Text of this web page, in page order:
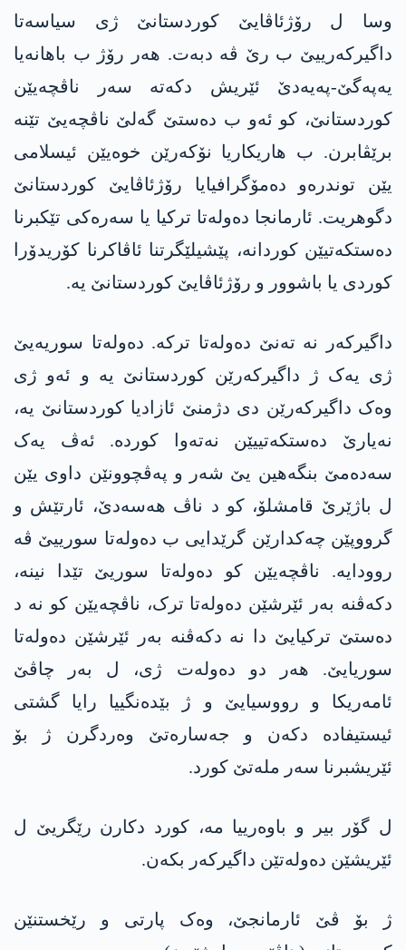
وسا ل رۆژئاڤایێ کوردستانێ ژی سیاسەتا
داگیرکەرییێ ب رێ ڤە دبەت. ھەر رۆژ ب باھانەیا
یەپەگێ-پەیەدێ ئێریش دکەتە سەر ناڤچەیێن
کوردستانێ، کو ئەو ب دەستێ گەلێ ناڤچەیێ تێنە
برێڤابرن. ب هاریکاریا نۆکەرێن خوەیێن ئیسلامی
یێن توندرەو دەمۆگرافیایا رۆژئاڤایێ کوردستانێ
دگوهریت. ئارمانجا دەولەتا ترکیا یا سەرەکی تێکبرنا
دەستکەتیێن کوردانە، پێشیلێگرتنا ئاڤاکرنا کۆریدۆرا
کوردی یا باشوور و رۆژئاڤایێ کوردستانێ یە.
داگیرکەر نە تەنێ دەولەتا ترکە. دەولەتا سوریەیێ
ژی یەک ژ داگیرکەرێن کوردستانێ یە و ئەو ژی
وەک داگیرکەرێن دی دژمنێ ئازادیا کوردستانێ یە،
نەیارێ دەستکەتییێن نەتەوا کوردە. ئەڤ یەک
سەدەمێ بنگەھین یێ شەر و پەڤچوونێن داوی یێن
ل باژێرێ قامشلۆ، کو د ناڤ ھەسەدێ، ئارتێش و
گرووپێن چەکدارێن گرێدایی ب دەولەتا سورییێ ڤە
روودایە. ناڤچەیێن کو دەولەتا سوریێ تێدا نینە،
دکەڤنە بەر ئێرشێن دەولەتا ترک، ناڤچەیێن کو نە د
دەستێ ترکیایێ دا نە دکەڤنە بەر ئێرشێن دەولەتا
سوریایێ. ھەر دو دەولەت ژی، ل بەر چاڤێ
ئامەریکا و رووسیایێ و ژ بێدەنگییا رایا گشتی
ئیستیفادە دکەن و جەسارەتێ وەردگرن ژ بۆ
ئێریشبرنا سەر ملەتێ کورد.
ل گۆر بیر و باوەرییا مە، کورد دکارن رێگریێ ل
ئێریشێن دەولەتێن داگیرکەر بکەن.
ژ بۆ ڤێ ئارمانجێ، وەک پارتی و رێخستنێن